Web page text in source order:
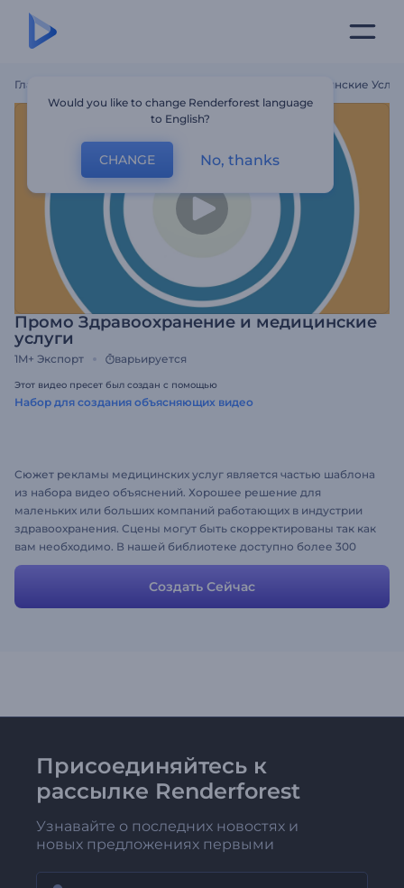
Главная Промо Здравоохранение И Медицинские
Промо Здравоохранение и медицинские
услуги
1M+ Экспорт варьируется
Этот видео пресет был создан с помощью
Набор для создания объясняющих видео
Сюжет рекламы медицинских услуг является частью шаблона
из набора видео объяснений. Хорошее решение для
маленьких или больших компаний работающих в индустрии
здравоохранения. Сцены могут быть скорректированы так как
вам необходимо. В нашей библиотеке доступно более 300
готовых сцен. Вы можете изменить цвета, музыку или даже
загрузить голос, чтобы они соответствовали вашему бренду.
Создать Сейчас
Присоединяйтесь к
рассылке Renderforest
Узнавайте о последних новостях и
новых предложениях первыми
Would you like to change Renderforest language
to English?
CHANGE No, thanks